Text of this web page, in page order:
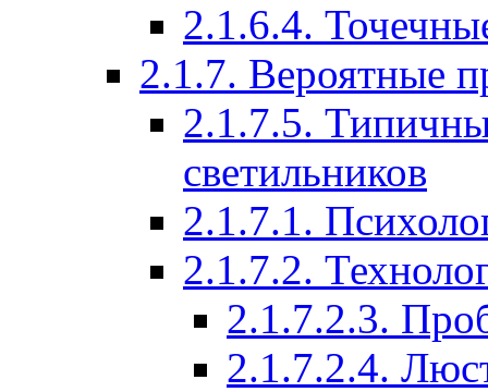
2.1.6.4.
2.1.7. Вероятные
2.1.7.5.
светильников
2.1.7.1.
2.1.7.2.
2.1.7.2.3.
2.1.7.2.4.